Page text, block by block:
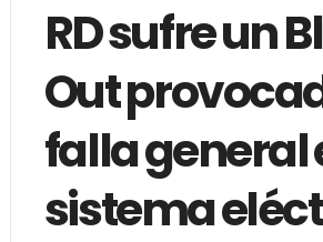
RD sufre un
Out
falla general
sistema